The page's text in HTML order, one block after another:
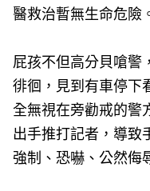
醫救治暫無生命危險
屁孩不但高分貝嗆警
徘徊，見到有車停下
全無視在旁勸戒的警
出手推打記者，導致
強制、恐嚇、公然侮